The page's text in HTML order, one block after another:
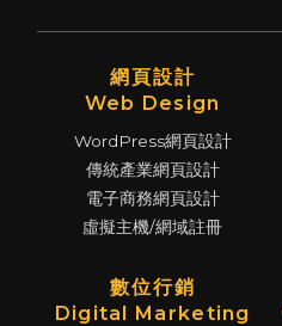
網頁設計
Web Design
WordPress網頁設計
傳統產業網頁設計
電子商務網頁設計
虛擬主機/網域註冊
數位行銷
Digital Marketing